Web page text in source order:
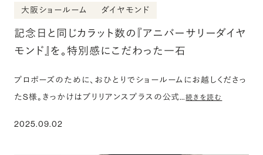
大阪ショールーム ダイヤモンド
記念日と同じカラット数の『アニバーサリーダイヤ
モンド』を。特別感にこだわった一石
プロポーズのために、おひとりでショールームにお越しくださっ
たS様。きっかけはブリリアンスプラスの公式…続きを読む
2025.09.02